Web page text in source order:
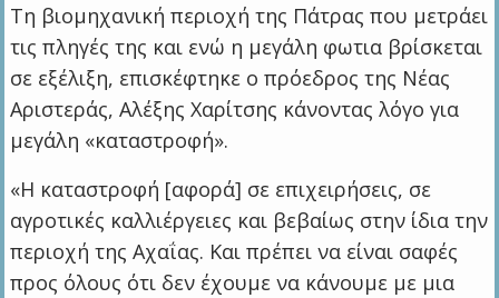
Τη βιομηχανική περιοχή της Πάτρας που μετράει
τις πληγές της και ενώ η μεγάλη φωτια βρίσκεται
σε εξέλιξη, επισκέφτηκε ο πρόεδρος της Νέας
Αριστεράς, Αλέξης Χαρίτσης κάνοντας λόγο για
μεγάλη «καταστροφή».
«Η καταστροφή [αφορά] σε επιχειρήσεις, σε
αγροτικές καλλιέργειες και βεβαίως στην ίδια την
περιοχή της Αχαΐας. Και πρέπει να είναι σαφές
προς όλους ότι δεν έχουμε να κάνουμε με μια